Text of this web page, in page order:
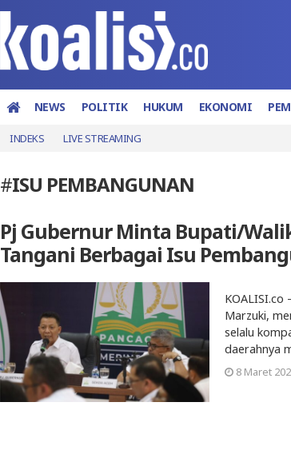
NEWS POLITIK HUKUM EKONOMI
INDEKS LIVE STREAMING
#ISU PEMBANGUNAN
Pj Gubernur Minta Bupati/
Tangani Berbagai Isu
KOALISI.co
Marzuki,
selalu
daerahnya
8 Maret